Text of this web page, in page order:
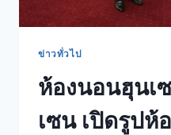
ข่าวทั่วไป
ห้องนอนฮุนเ
เซน เปิดรูปห้